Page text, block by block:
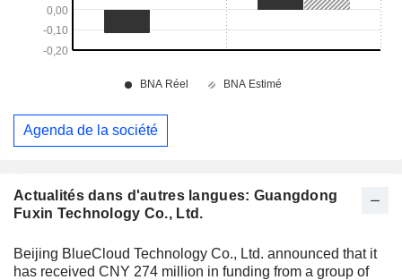
Actualités dans d'autres langues: Guangdong
Fuxin Technology Co., Ltd.
Beijing BlueCloud Technology Co., Ltd. announced that it
has received CNY 274 million in funding from a group of
Agenda de la société